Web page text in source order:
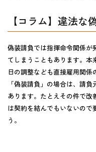
【コラム】違法な
偽装請負では指揮命令関係が
てしまうことも あります。本
日の調整なども直接雇用関
「偽装請負」の場合は、請
あります。たとえその件で
は契約を結んでもいないので
う。